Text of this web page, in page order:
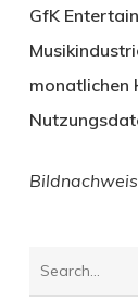
GfK
monatlichen